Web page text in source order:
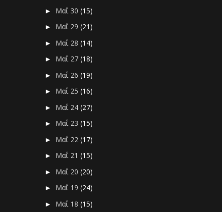
► Μαΐ 30(15)
► Μαΐ 29(21)
► Μαΐ 28(14)
► Μαΐ 27(18)
► Μαΐ 26(19)
► Μαΐ 25(16)
► Μαΐ 24(27)
► Μαΐ 23(15)
► Μαΐ 22(17)
► Μαΐ 21(15)
► Μαΐ 20(20)
► Μαΐ 19(24)
► Μαΐ 18(15)